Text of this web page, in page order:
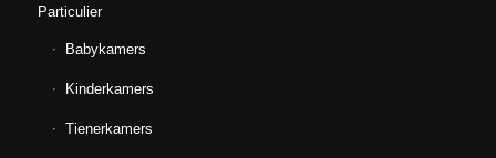
Particulier
Babykamers
Kinderkamers
Tienerkamers